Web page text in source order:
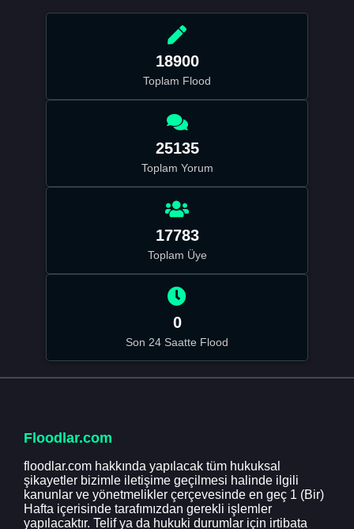
18900
Toplam Flood
25135
Toplam Yorum
17783
Toplam Üye
0
Son 24 Saatte Flood
Floodlar.com
floodlar.com hakkında yapılacak tüm hukuksal
şikayetler bizimle iletişime geçilmesi halinde ilgili
kanunlar ve yönetmelikler çerçevesinde en geç 1 (Bir)
Hafta içerisinde tarafımızdan gerekli işlemler
yapılacaktır. Telif ya da hukuki durumlar için irtibata